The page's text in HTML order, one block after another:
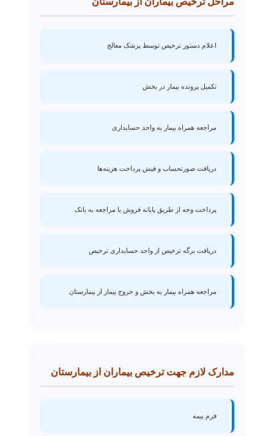
اعلام دستور ترخیص توسط پزشک معالج
تکمیل پرونده بیمار در بخش
مراجعه همراه بیمار به واحد حسابداری
دریافت صورتحساب و فیش پرداخت هزینه‌ها
پرداخت وجه از طریق پایانه فروش یا مراجعه به بانک
دریافت برگه ترخیص از واحد حسابداری ترخیص
مراجعه همراه بیمار به بخش و خروج بیمار از بیمارستان
مدارک لازم جهت ترخیص بیماران از بیمارستان
فرم بیمه